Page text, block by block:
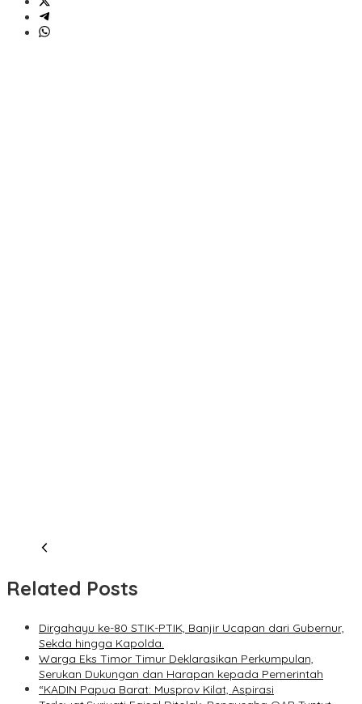
Related Posts
Dirgahayu ke-80 STIK-PTIK, Banjir Ucapan dari Gubernur,
Sekda hingga Kapolda.
Warga Eks Timor Timur Deklarasikan Perkumpulan,
Serukan Dukungan dan Harapan kepada Pemerintah
“KADIN Papua Barat: Musprov Kilat, Aspirasi